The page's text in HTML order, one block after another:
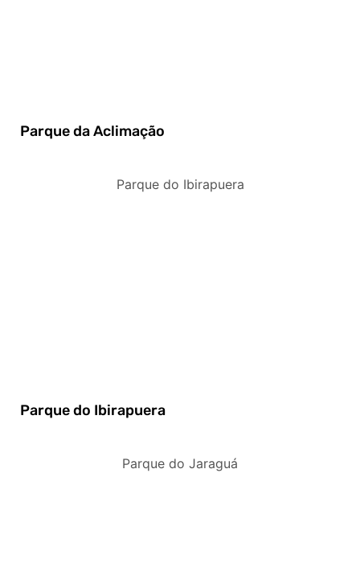
Parque da Aclimação
Parque do Ibirapuera
Parque do Ibirapuera
Parque do Jaraguá